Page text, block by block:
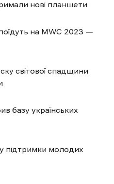
нові планшети
поїдуть на MWC 2023 —
світової спадщини
базу українських
підтримки молодих